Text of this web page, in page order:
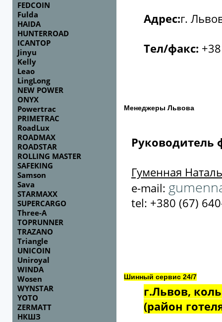
FEDCOIN
Fulda
HAIDA
HUNTERROAD
ICANTOP
Jinyu
Kelly
Leao
LingLong
NEW POWER
ONYX
Powertrac
PRIMETRAC
RoadLux
ROADMAX
ROADSTAR
ROLLING MASTER
SAFEKING
Samson
Sava
STARMAXX
SUPERCARGO
Three-A
TOPRUNNER
TRAZANO
Triangle
UNICOIN
Uniroyal
WINDA
Wosen
WYNSTAR
YOTO
ZERMATT
НКШЗ
Адрес:г.
Тел/факс:
Менеджеры Львова
Руководитель
Гуменная
e-mail:
tel: +380 (67)
Шинный сервис 24/7
г.Львов,
(район